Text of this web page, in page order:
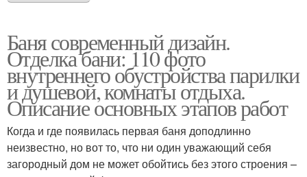
Баня современный дизайн.
Отделка бани: 110 фото
внутреннего обустройства парилки
и душевой, комнаты отдыха.
Описание основных этапов работ
Когда и где появилась первая баня доподлинно
неизвестно, но вот то, что ни один уважающий себя
загородный дом не может обойтись без этого строения –